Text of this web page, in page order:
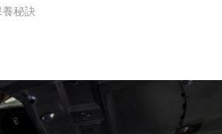
養秘訣